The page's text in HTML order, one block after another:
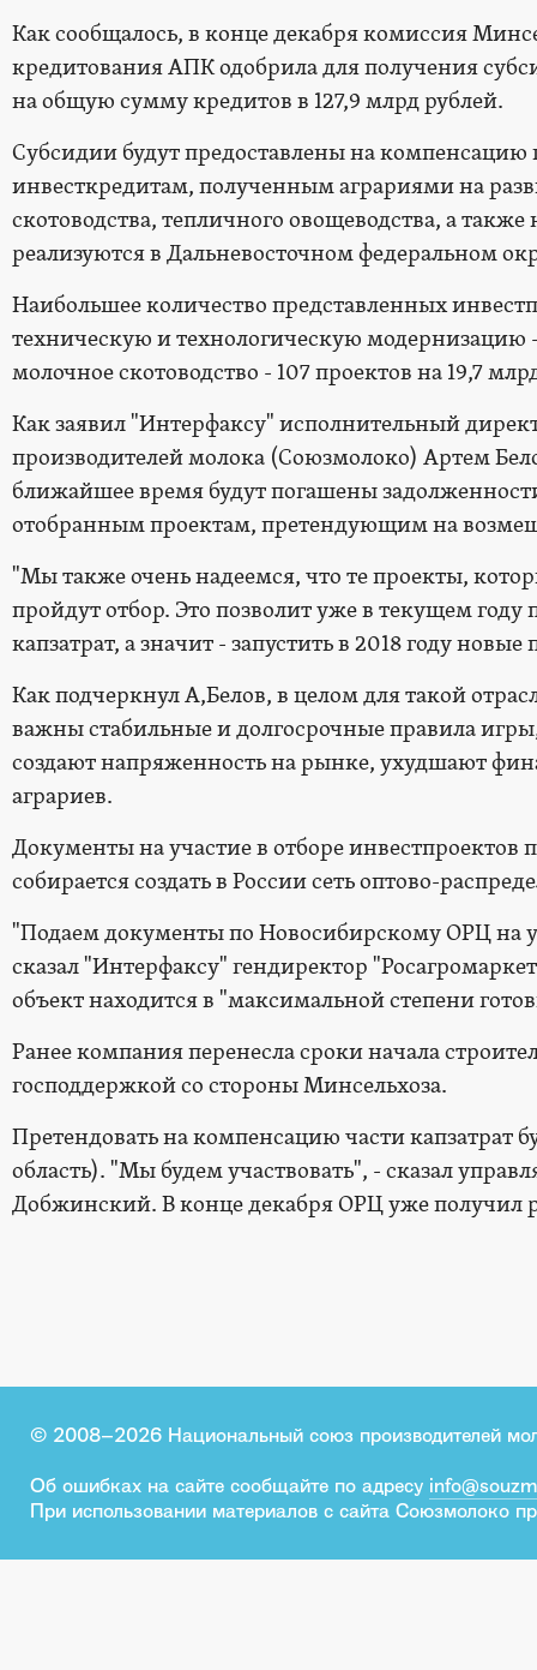
Как сообщалось, в конце декабря комиссия
кредитования АПК одобрила для получения
на общую сумму кредитов в 127,9 млрд рублей.
Субсидии будут предоставлены на компенсацию
инвесткредитам, полученным аграриями на
скотоводства, тепличного овощеводства, а
реализуются в Дальневосточном федеральном
Наибольшее количество представленных
техническую и технологическую модернизацию
молочное скотоводство - 107 проектов на 19,7
Как заявил "Интерфаксу" исполнительный
производителей молока (Союзмолоко) Артем
ближайшее время будут погашены
отобранным проектам, претендующим на
"Мы также очень надеемся, что те проекты,
пройдут отбор. Это позволит уже в текущем
капзатрат, а значит - запустить в 2018 году
Как подчеркнул А,Белов, в целом для такой
важны стабильные и долгосрочные правила
создают напряженность на рынке, ухудшают
аграриев.
Документы на участие в отборе инвестпроектов
собирается создать в России сеть оптово-
"Подаем документы по Новосибирскому ОРЦ на
сказал "Интерфаксу" гендиректор
объект находится в "максимальной степени
Ранее компания перенесла сроки начала
господдержкой со стороны Минсельхоза.
Претендовать на компенсацию части капзатрат
область). "Мы будем участвовать", - сказал
Добжинский. В конце декабря ОРЦ уже получил
© 2008–2026 Национальный союз производителей
Об ошибках на сайте сообщайте по адресу
При использовании материалов с сайта Союзмолоко